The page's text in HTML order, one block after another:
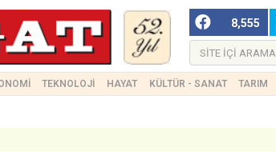
8,555
TEKNOLOJİ HAYAT KÜLTÜR - SANAT TARIM